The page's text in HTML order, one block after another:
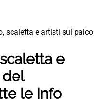
scaletta e artisti sul palco
e
del
le info